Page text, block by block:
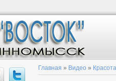
Главная » Видео »